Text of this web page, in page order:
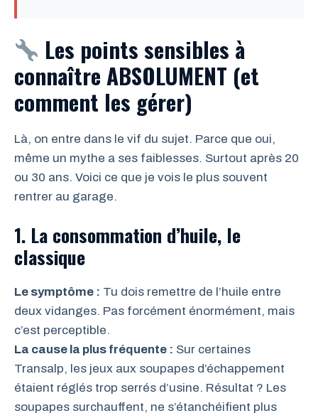
Les points sensibles à
connaître ABSOLUMENT (et
comment les gérer)
Là, on entre dans le vif du sujet. Parce que oui,
même un mythe a ses faiblesses. Surtout après 20
ou 30 ans. Voici ce que je vois le plus souvent
rentrer au garage.
1. La consommation d’huile, le
classique
Le symptôme : Tu dois remettre de l’huile entre
deux vidanges. Pas forcément énormément, mais
c’est perceptible.
La cause la plus fréquente : Sur certaines
Transalp, les jeux aux soupapes d’échappement
étaient réglés trop serrés d’usine. Résultat ? Les
soupapes surchauffent, ne s’étanchéifient plus